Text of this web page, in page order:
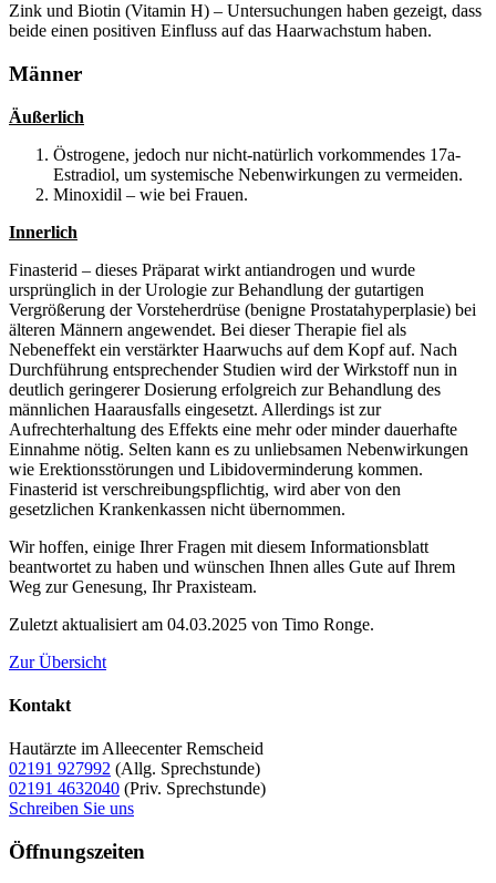
Zink und Biotin (Vitamin H) – Untersuchungen haben gezeigt, dass
beide einen positiven Einfluss auf das Haarwachstum haben.
Männer
Äußerlich
Östrogene, jedoch nur nicht-natürlich vorkommendes 17a-
Estradiol, um systemische Nebenwirkungen zu vermeiden.
Minoxidil – wie bei Frauen.
Innerlich
Finasterid – dieses Präparat wirkt antiandrogen und wurde
ursprünglich in der Urologie zur Behandlung der gutartigen
Vergrößerung der Vorsteherdrüse (benigne Prostatahyperplasie) bei
älteren Männern angewendet. Bei dieser Therapie fiel als
Nebeneffekt ein verstärkter Haarwuchs auf dem Kopf auf. Nach
Durchführung entsprechender Studien wird der Wirkstoff nun in
deutlich geringerer Dosierung erfolgreich zur Behandlung des
männlichen Haarausfalls eingesetzt. Allerdings ist zur
Aufrechterhaltung des Effekts eine mehr oder minder dauerhafte
Einnahme nötig. Selten kann es zu unliebsamen Nebenwirkungen
wie Erektionsstörungen und Libidoverminderung kommen.
Finasterid ist verschreibungspflichtig, wird aber von den
gesetzlichen Krankenkassen nicht übernommen.
Wir hoffen, einige Ihrer Fragen mit diesem Informationsblatt
beantwortet zu haben und wünschen Ihnen alles Gute auf Ihrem
Weg zur Genesung, Ihr Praxisteam.
Zuletzt aktualisiert am 04.03.2025 von Timo Ronge.
Zur Übersicht
Kontakt
Hautärzte im Alleecenter Remscheid
02191 927992 (Allg. Sprechstunde)
02191 4632040 (Priv. Sprechstunde)
Schreiben Sie uns
Öffnungszeiten